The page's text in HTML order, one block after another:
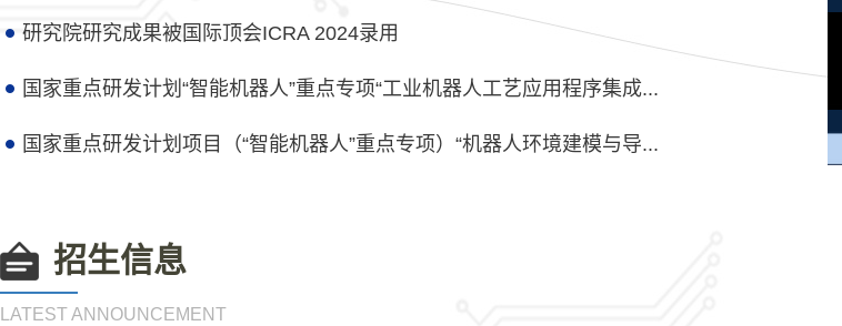
研究院研究成果被国际顶会ICRA 2024录用
国家重点研发计划“智能机器人”重点专项“工业机器人工艺应用程序集成...
国家重点研发计划项目（“智能机器人”重点专项）“机器人环境建模与导...
招生信息
LATEST ANNOUNCEMENT